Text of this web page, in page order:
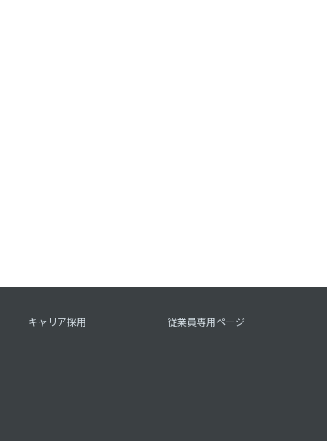
キャリア採用 従業員専用ページ